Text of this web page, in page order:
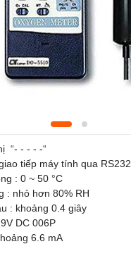
“- - - - -“
tiếp máy tính qua RS232
: 0 ~ 50 °C
: nhỏ hơn 80% RH
: khoảng 0.4 giây
DC 006P
6.6 mA